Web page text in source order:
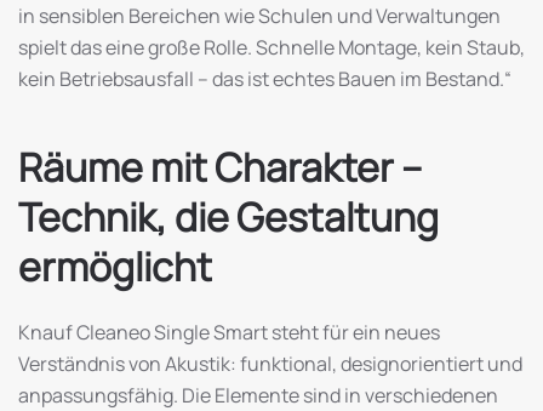
in sensiblen Bereichen wie Schulen und Verwaltungen
spielt das eine große Rolle. Schnelle Montage, kein Staub,
kein Betriebsausfall – das ist echtes Bauen im Bestand.“
Räume mit Charakter –
Technik, die Gestaltung
ermöglicht
Knauf Cleaneo Single Smart steht für ein neues
Verständnis von Akustik: funktional, designorientiert und
anpassungsfähig. Die Elemente sind in verschiedenen